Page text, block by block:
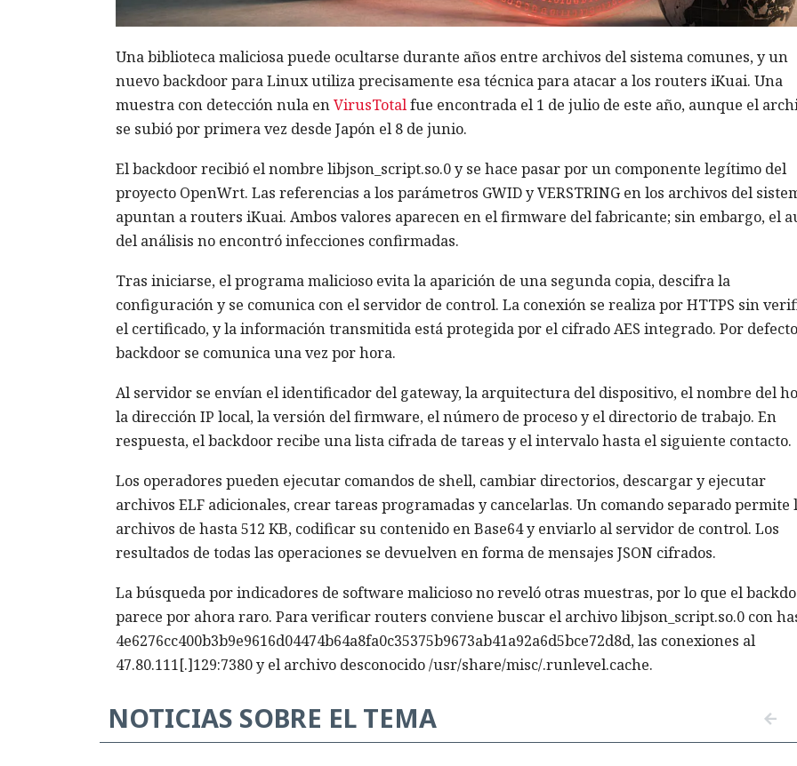
Una biblioteca maliciosa puede ocultarse durante años entre archivos del sistema comunes, y un
nuevo backdoor para Linux utiliza precisamente esa técnica para atacar a los routers iKuai. Una
muestra con detección nula enVirusTotalfue encontrada el 1 de julio de este año, aunque el
se subió por primera vez desde Japón el 8 de junio.
El backdoor recibió el nombre libjson_script.so.0 y se hace pasar por un componente legítimo del
proyecto OpenWrt. Las referencias a los parámetros GWID y VERSTRING en los archivos del
apuntan a routers iKuai. Ambos valores aparecen en el firmware del fabricante; sin embargo, el
del análisis no encontró infecciones confirmadas.
Tras iniciarse, el programa malicioso evita la aparición de una segunda copia, descifra la
configuración y se comunica con el servidor de control. La conexión se realiza por HTTPS sin
el certificado, y la información transmitida está protegida por el cifrado AES integrado. Por
backdoor se comunica una vez por hora.
Al servidor se envían el identificador del gateway, la arquitectura del dispositivo, el nombre del
la dirección IP local, la versión del firmware, el número de proceso y el directorio de trabajo. En
respuesta, el backdoor recibe una lista cifrada de tareas y el intervalo hasta el siguiente contacto.
Los operadores pueden ejecutar comandos de shell, cambiar directorios, descargar y ejecutar
archivos ELF adicionales, crear tareas programadas y cancelarlas. Un comando separado permite
archivos de hasta 512 KB, codificar su contenido en Base64 y enviarlo al servidor de control. Los
resultados de todas las operaciones se devuelven en forma de mensajes JSON cifrados.
La búsqueda por indicadores de software malicioso no reveló otras muestras, por lo que el
parece por ahora raro. Para verificar routers conviene buscar el archivo libjson_script.so.0 con
4e6276cc400b3b9e9616d04474b64a8fa0c35375b9673ab41a92a6d5bce72d8d, las conexiones al
47.80.111[.]129:7380 y el archivo desconocido /usr/share/misc/.runlevel.cache.
NOTICIAS SOBRE EL TEMA